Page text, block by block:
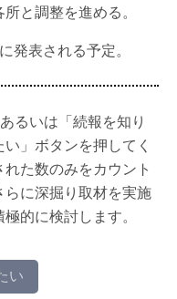
と調整を進める。
発表される予定。
るいは「続報を知り
」ボタンを押してく
た数のみをカウント
に深掘り取材を実施
的に検討します。
い